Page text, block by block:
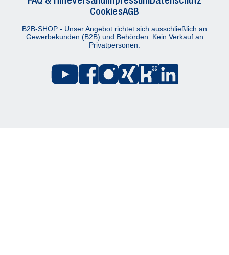
CookiesAGB
B2B-SHOP - Unser Angebot richtet sich ausschließlich an
Gewerbekunden (B2B) und Behörden. Kein Verkauf an
Privatpersonen.